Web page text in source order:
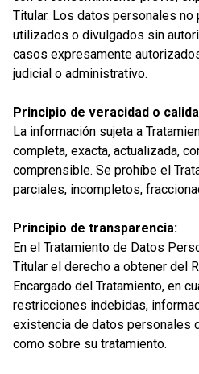
Titular. Los datos personales no
utilizados o divulgados sin
casos expresamente
judicial o administrativo.
Principio de veracidad o
La información sujeta a
completa, exacta, actualizada,
comprensible. Se prohíbe el
parciales, incompletos,
Principio de transparencia:
En el Tratamiento de Datos
Titular el derecho a obtener del
Encargado del Tratamiento, en
restricciones indebidas,
existencia de datos personales
como sobre su tratamiento.